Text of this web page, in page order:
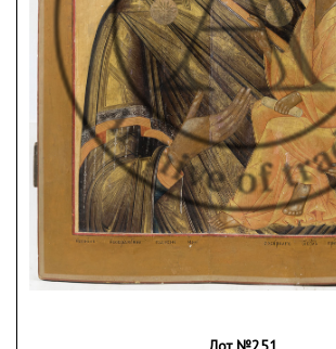
свидетельствовах глаголя: се
[вземляй грехи мира]»
засвидетельствовал, что вот Агнец
Ветка — один из крупнейших
иконописных центров,
XVIII веках на территории
Гомельской области Беларуси.
иконописи уникальна сочетанием
канонов с элементами
барокко, что проявляется в
орнаментов и золочении.